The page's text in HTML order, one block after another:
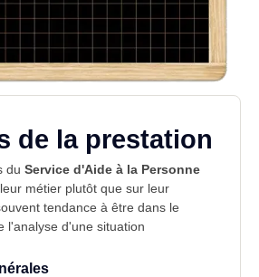
de la prestation
du Service d'Aide à la Personne
métier plutôt que sur leur
tendance à être dans le
l'analyse d'une situation